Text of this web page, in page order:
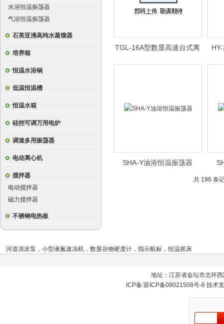
水浴恒温振荡器
气浴恒温振荡器
石英亚沸高纯水蒸馏器
培养箱
恒温水浴锅
低温恒温槽
恒温水箱
硅控可调万用电炉
调速多用振荡器
电动离心机
搅拌器
电动搅拌器
磁力搅拌器
不锈钢电热板
TGL-16A型数显高速台式离
SHA-Y油浴恒温振荡器
共 196 条
河道清淤泵 ， 小型液氮速冻机 ， 数显谷物硬度计 ， 指示航标 ，恒温摇床
地址：江苏省金坛市北环
ICP备:苏ICP备08021508号-6 技术